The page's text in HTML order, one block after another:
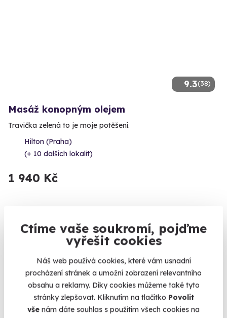
Ctíme vaše soukromí, pojďme
vyřešit cookies
Náš web používá cookies, které vám usnadní
procházení stránek a umožní zobrazení relevantního
obsahu a reklamy. Díky cookies můžeme také tyto
stránky zlepšovat. Kliknutím na tlačítko Povolit
vše nám dáte souhlas s použitím všech cookies na
9.3(38)
Masáž konopným olejem
Travička zelená to je moje potěšení.
Hilton (Praha)
(+ 10 dalších lokalit)
1 940 Kč
9.4
AKCE